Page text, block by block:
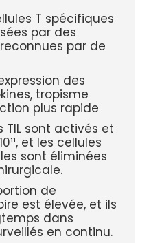
T spécifiques
par des
par de
des
tropisme
plus rapide
TIL sont activés et
et les cellules
sont éliminées
de
est élevée, et ils
dans
en continu.